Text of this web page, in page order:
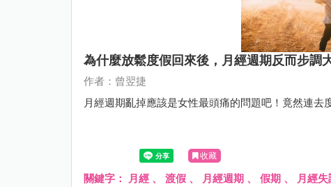
為什麼放鬆度假回來後，月經週期反而步調
作者：曾翌捷
月經週期亂掉應該是女性最頭痛的問題吧！竟然連去
收藏
關鍵字： 月經 、 渡假 、 月經週期 、 假期 、 月經失